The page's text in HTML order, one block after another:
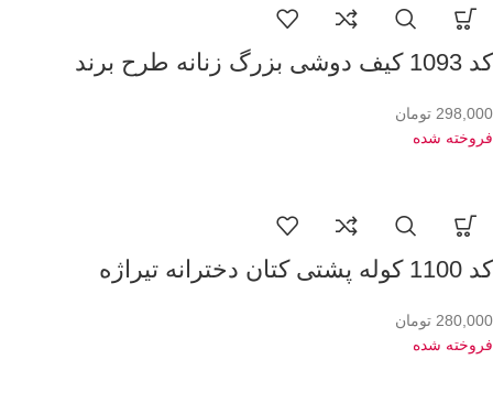
کد 1093 کیف دوشی بزرگ زنانه طرح برند
298,000 تومان
فروخته شده
کد 1100 کوله پشتی کتان دخترانه تیراژه
280,000 تومان
فروخته شده